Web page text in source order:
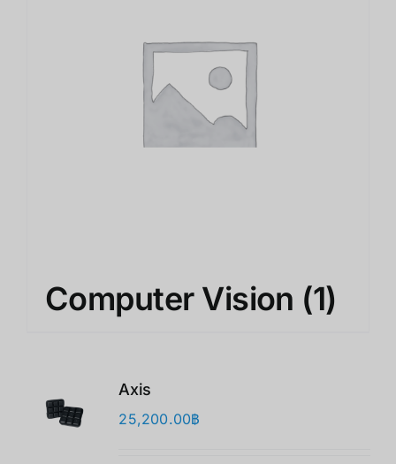
Computer Vision (1)
Axis
25,200.00฿